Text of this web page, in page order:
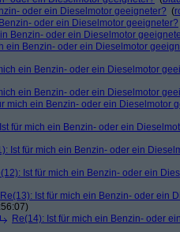
oder ein Dieselmotor geeigneter? (
oder ein Dieselmotor geeigneter?
Benzin- oder ein Dieselmotor
ein Benzin- oder ein Dieselmotor
ein Benzin- oder ein Dieselmotor
ein Benzin- oder ein Dieselmotor
mich ein Benzin- oder ein Dieselmotor
für mich ein Benzin- oder ein
Ist für mich ein Benzin- oder ein
Ist für mich ein Benzin- oder ein
Re(13): Ist für mich ein Benzin- oder ein
Re(14): Ist für mich ein Benzin- oder